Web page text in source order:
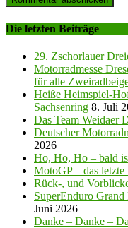
Die letzten Beiträge
29. Zschorlauer
Motorradmesse
für alle
Heiße Heimspiel-
Sachsenring 8. Juli
Das Team Weidaer
Deutscher
2026
Ho, Ho, Ho – bald
MotoGP – das
Rück-, und
SuperEnduro
Juni 2026
Danke – Danke –